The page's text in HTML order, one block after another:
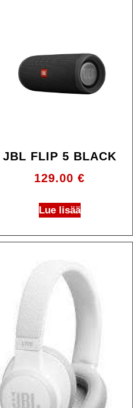
JBL FLIP 5 BLACK
129.00€
Lue lisää